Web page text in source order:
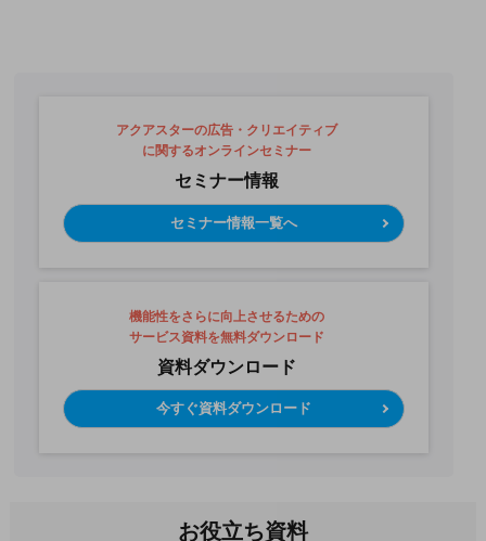
アクアスターの広告・クリエイティブ
に関するオンラインセミナー
セミナー情報
セミナー情報一覧へ
機能性をさらに向上させるための
サービス資料を無料ダウンロード
資料ダウンロード
今すぐ資料ダウンロード
お役立ち資料